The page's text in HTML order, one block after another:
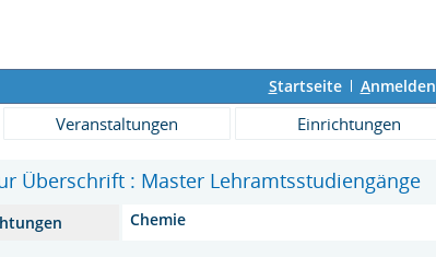
Startseite Anmelden
Veranstaltungen Einrichtungen
Überschrift : Master Lehramtsstudiengänge
Chemie